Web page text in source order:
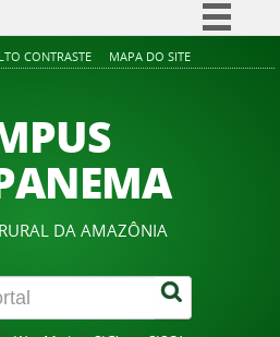
Simplifique!
Participe
Acesso à informação
Legislação
Canais
CONTRASTE MAPA DO SITE
DA AMAZÔNIA